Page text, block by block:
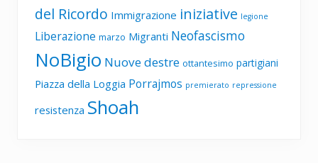
del Ricordo Immigrazione iniziative legione
Liberazione marzo Migranti Neofascismo
NoBigio Nuove destre ottantesimo partigiani
Piazza della Loggia Porrajmos premierato repressione
resistenza Shoah